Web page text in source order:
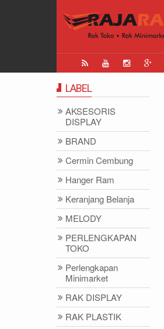
LABEL
AKSESORIS
DISPLAY
BRAND
Cermin Cembung
Hanger Ram
Keranjang Belanja
MELODY
PERLENGKAPAN
TOKO
Perlengkapan
Minimarket
RAK DISPLAY
RAK PLASTIK